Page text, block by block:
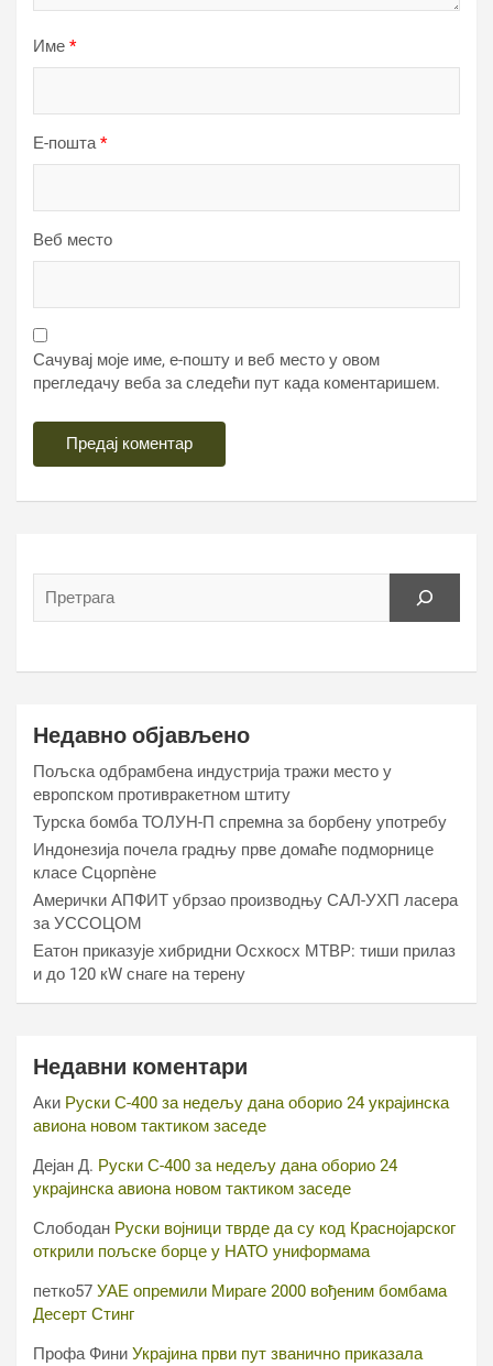
Име *
Е-пошта*
Веб место
Сачувај моје име, е-пошту и веб место у овом
прегледачу веба за следећи пут када коментаришем.
Недавно објављено
Пољска одбрамбена индустрија тражи место у
европском противракетном штиту
Турска бомба ТОЛУН-П спремна за борбену употребу
Индонезија почела градњу прве домаће подморнице
класе Сцорпèне
Амерички АПФИТ убрзао производњу САЛ-УХП ласера
за УССОЦОМ
Еатон приказује хибридни Осхкосх МТВР: тиши прилаз
и до 120 кW снаге на терену
Недавни коментари
Аки Руски С-400 за недељу дана оборио 24 украјинска
авиона новом тактиком заседе
Дејан Д. Руски С-400 за недељу дана оборио 24
украјинска авиона новом тактиком заседе
Слободан Руски војници тврде да су код Краснојарског
открили пољске борце у НАТО униформама
петко57 УАЕ опремили Мираге 2000 вођеним бомбама
Десерт Стинг
Профа Фини Украјина први пут званично приказала